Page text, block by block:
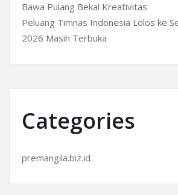
Bawa Pulang Bekal Kreativitas
Peluang Timnas Indonesia Lolos ke
2026 Masih Terbuka
Categories
premangila.biz.id